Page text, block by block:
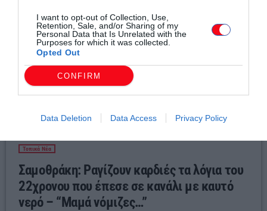
I want to opt-out of Collection, Use,
Retention, Sale, and/or Sharing of my
Personal Data that Is Unrelated with the
Purposes for which it was collected.
Opted Out
CONFIRM
Data Deletion Data Access Privacy Policy
Τοπικά Νέα
Σαμοθράκη: Ραγίζουν καρδιές τα λόγια του
22χρονου που έπεσε σε κανάλι με καυτό
νερό – “Μαμά νόμιζες…”